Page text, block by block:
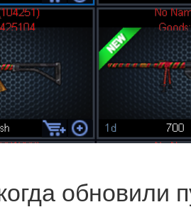
обновили